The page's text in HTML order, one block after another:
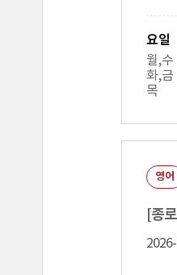
요일
월,수
화,금
목
영어
[종